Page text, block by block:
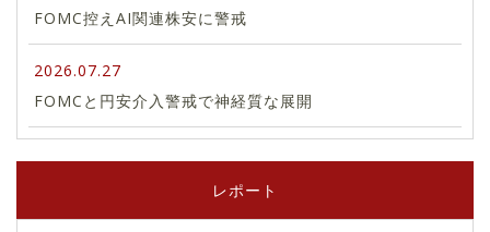
FOMC控えAI関連株安に警戒
2026.07.27
FOMCと円安介入警戒で神経質な展開
レポート